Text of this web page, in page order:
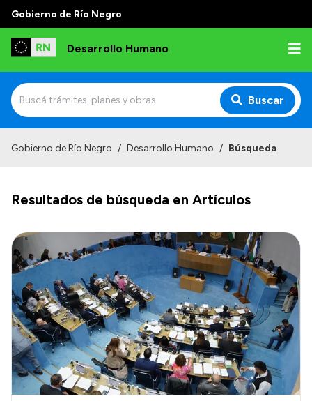
Gobierno de Río Negro
Desarrollo Humano
Buscar
Misión
Autoridades
Delegaciones
Normativa
Transparencia
Presupuesto
Boletín Oficial
Gobierno de Río Negro / Desarrollo Humano / Búsqueda
Resultados de búsqueda en Artículos